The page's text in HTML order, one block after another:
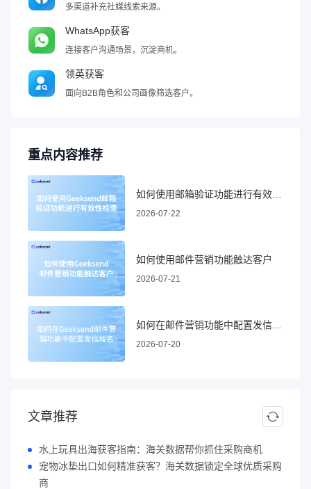
多渠道补充社媒线索来源。
WhatsApp获客
连接客户沟通场景，沉淀商机。
领英获客
面向B2B角色和公司画像筛选客户。
重点内容推荐
2026-07-22
如何使用邮件营销功能触达客户
2026-07-21
2026-07-20
文章推荐
水上玩具出海获客指南：海关数据帮你抓住采购商机
宠物冰垫出口如何精准获客？海关数据锁定全球优质采购
商